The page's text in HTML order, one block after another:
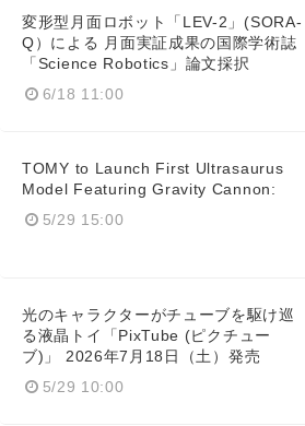
変形型月面ロボット「LEV-2」(SORA-
Q）による 月面実証成果の国際学術誌
「Science Robotics」論文採択
6/18 11:00
TOMY to Launch First Ultrasaurus
Model Featuring Gravity Cannon:
5/29 15:00
光のキャラクターがチューブを駆け巡
る液晶トイ「PixTube (ピクチュー
ブ)」 2026年7月18日（土）発売
5/29 10:00